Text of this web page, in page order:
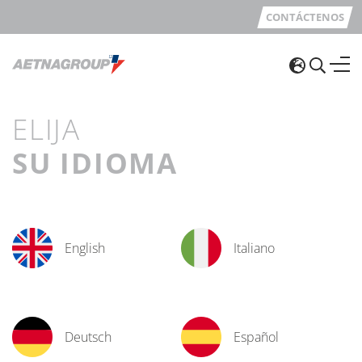
CONTÁCTENOS
ELIJA
SU IDIOMA
English Italiano
Deutsch Español